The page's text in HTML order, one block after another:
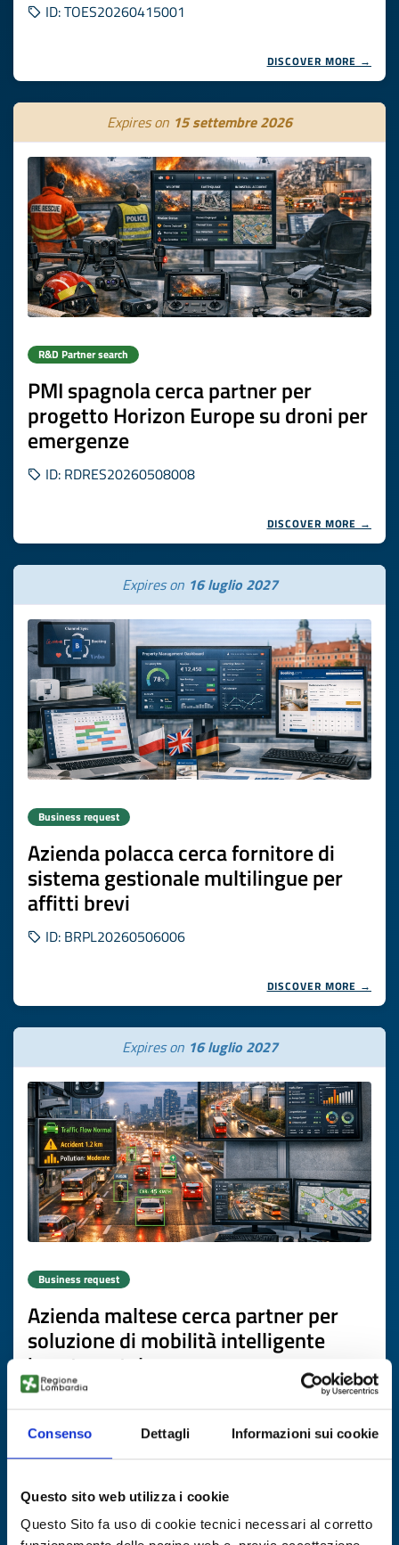
Consenso Dettagli Informazioni sui cookie
Questo sito web utilizza i cookie
Questo Sito fa uso di cookie tecnici necessari al corretto
ID: TOES20260415001
DISCOVER MORE →
Expires on 15 settembre 2026
R&D Partner search
PMI spagnola cerca partner per
progetto Horizon Europe su droni per
emergenze
ID: RDRES20260508008
DISCOVER MORE →
Expires on 16 luglio 2027
Business request
Azienda polacca cerca fornitore di
sistema gestionale multilingue per
affitti brevi
ID: BRPL20260506006
DISCOVER MORE →
Expires on 16 luglio 2027
Business request
Azienda maltese cerca partner per
soluzione di mobilità intelligente
basata su telecamere
ID: BRMT20260504027